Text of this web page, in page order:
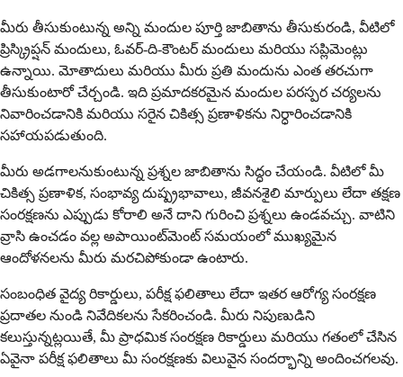
మీరు తీసుకుంటున్న అన్ని మందుల పూర్తి జాబితాను తీసుకురండి, వీటిలో
ప్రిస్క్రిప్షన్ మందులు, ఓవర్-ది-కౌంటర్ మందులు మరియు సప్లిమెంట్లు
ఉన్నాయి. మోతాదులు మరియు మీరు ప్రతి మందును ఎంత తరచుగా
తీసుకుంటారో చేర్చండి. ఇది ప్రమాదకరమైన మందుల పరస్పర చర్యలను
నివారించడానికి మరియు సరైన చికిత్స ప్రణాళికను నిర్ధారించడానికి
సహాయపడుతుంది.
మీరు అడగాలనుకుంటున్న ప్రశ్నల జాబితాను సిద్ధం చేయండి. వీటిలో మీ
చికిత్స ప్రణాళిక, సంభావ్య దుష్ప్రభావాలు, జీవనశైలి మార్పులు లేదా తక్షణ
సంరక్షణను ఎప్పుడు కోరాలి అనే దాని గురించి ప్రశ్నలు ఉండవచ్చు. వాటిని
వ్రాసి ఉంచడం వల్ల అపాయింట్‌మెంట్ సమయంలో ముఖ్యమైన
ఆందోళనలను మీరు మరచిపోకుండా ఉంటారు.
సంబంధిత వైద్య రికార్డులు, పరీక్ష ఫలితాలు లేదా ఇతర ఆరోగ్య సంరక్షణ
ప్రదాతల నుండి నివేదికలను సేకరించండి. మీరు నిపుణుడిని
కలుస్తున్నట్లయితే, మీ ప్రాధమిక సంరక్షణ రికార్డులు మరియు గతంలో చేసిన
ఏవైనా పరీక్ష ఫలితాలు మీ సంరక్షణకు విలువైన సందర్భాన్ని అందించగలవు.